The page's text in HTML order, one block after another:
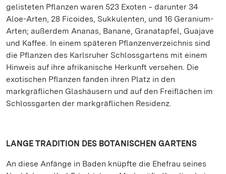
gelisteten Pflanzen waren 523 Exoten ‒ darunter 34
Aloe-Arten, 28 Ficoides, Sukkulenten, und 16 Geranium-
Arten; außerdem Ananas, Banane, Granatapfel, Guajave
und Kaffee. In einem späteren Pflanzenverzeichnis sind
die Pflanzen des Karlsruher Schlossgartens mit einem
Hinweis auf ihre afrikanische Herkunft versehen. Die
exotischen Pflanzen fanden ihren Platz in den
markgräflichen Glashäusern und auf den Freiflächen im
Schlossgarten der markgräflichen Residenz.
LANGE TRADITION DES BOTANISCHEN GARTENS
An diese Anfänge in Baden knüpfte die Ehefrau seines